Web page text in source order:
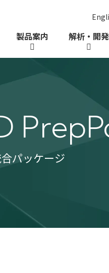
製品案内 解析・開発
パッケージ